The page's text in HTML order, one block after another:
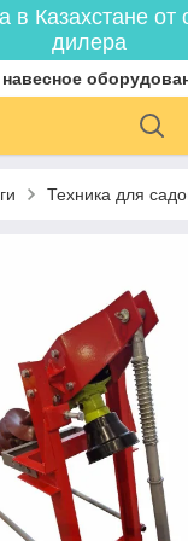
в Казахстане
дилера
навесное
Техника для